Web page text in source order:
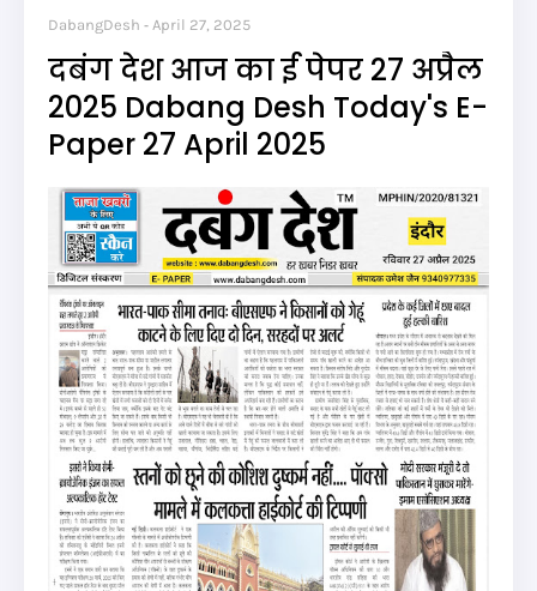
DabangDesh April 27, 2025
दबंग देश आज का ई पेपर 27 अप्रैल
2025 Dabang Desh Today's E-
Paper 27 April 2025